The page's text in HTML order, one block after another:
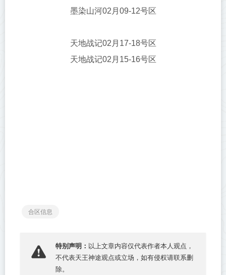
墨染山河02月09-12号区
天地战记02月17-18号区
天地战记02月15-16号区
合区信息
特别声明： 以上文章内容仅代表作者本人观点，
不代表天王神途观点或立场，如有侵权请联系删
除。